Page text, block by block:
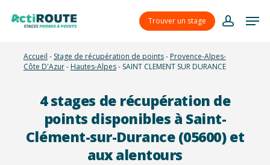
Trouver un stage
account
Accueil - Stage de récupération de points- Provence-Alpes-
Côte D'Azur- Hautes-Alpes- SAINT CLEMENT SUR DURANCE
4stages de récupération de
points disponibles à Saint-
Clément-sur-Durance (05600) et
aux alentours